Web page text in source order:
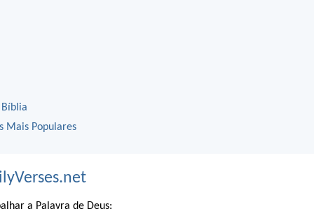
Mais Populares
a Palavra de Deus: